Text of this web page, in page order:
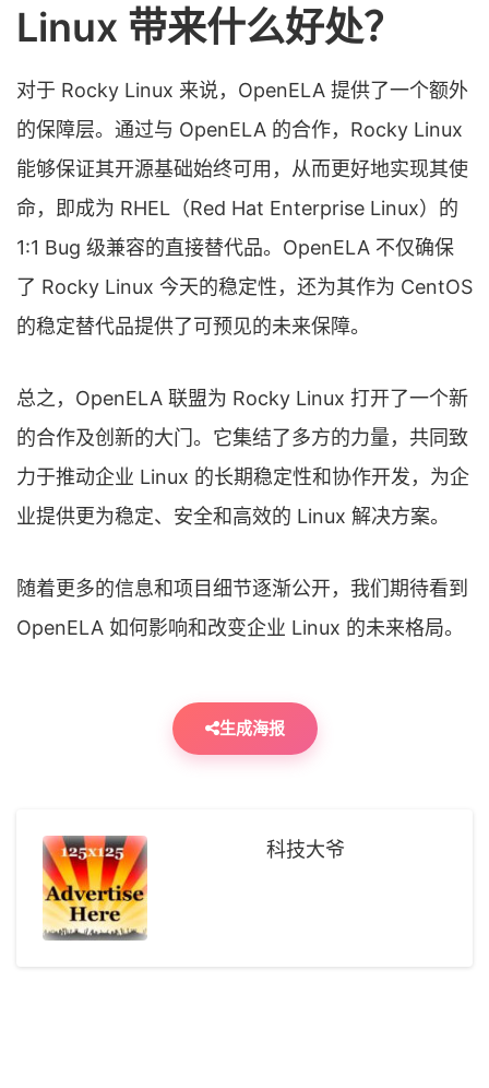
Linux 带来什么好处？
对于 Rocky Linux 来说，OpenELA 提供了一个额外
的保障层。通过与 OpenELA 的合作，Rocky Linux
能够保证其开源基础始终可用，从而更好地实现其使
命，即成为 RHEL（Red Hat Enterprise Linux）的
1:1 Bug 级兼容的直接替代品。OpenELA 不仅确保
了 Rocky Linux 今天的稳定性，还为其作为 CentOS
的稳定替代品提供了可预见的未来保障。
总之，OpenELA 联盟为 Rocky Linux 打开了一个新
的合作及创新的大门。它集结了多方的力量，共同致
力于推动企业 Linux 的长期稳定性和协作开发，为企
业提供更为稳定、安全和高效的 Linux 解决方案。
随着更多的信息和项目细节逐渐公开，我们期待看到
OpenELA 如何影响和改变企业 Linux 的未来格局。
生成海报
科技大爷